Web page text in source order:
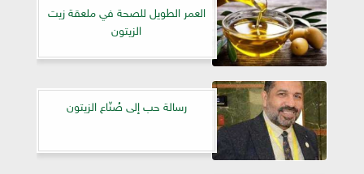
العمر الطويل للصحة في ملعقة زيت
الزيتون
رسالة حب إلى صُنّاع الزيتون